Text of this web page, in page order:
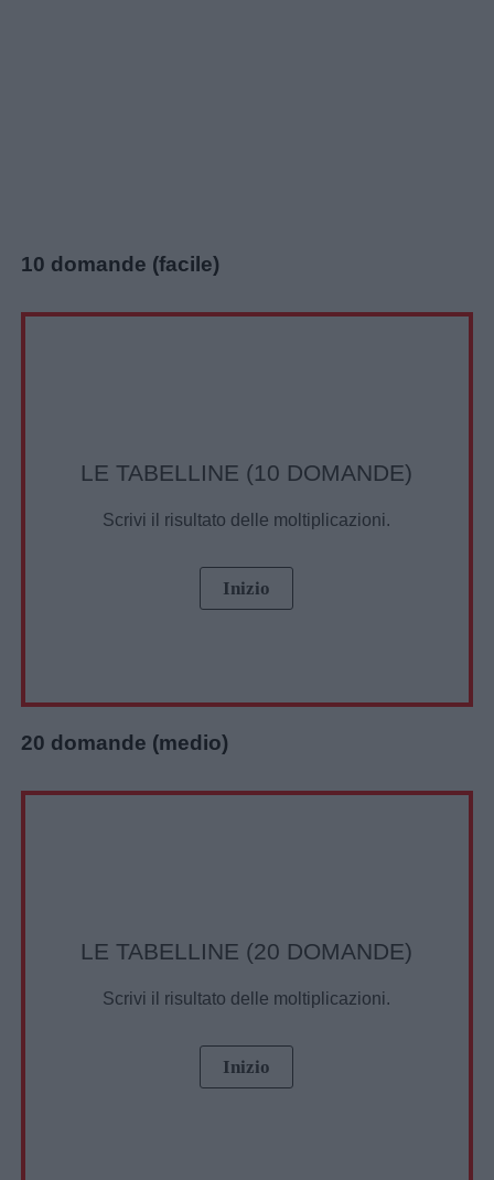
policy
10 domande (facile)
LE TABELLINE (10 DOMANDE)
Scrivi il risultato delle moltiplicazioni.
20 domande (medio)
LE TABELLINE (20 DOMANDE)
Scrivi il risultato delle moltiplicazioni.